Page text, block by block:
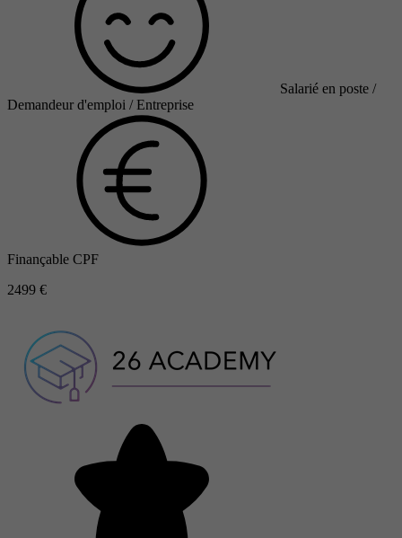
Salarié en poste /
Demandeur d'emploi / Entreprise
Finançable CPF
2499 €